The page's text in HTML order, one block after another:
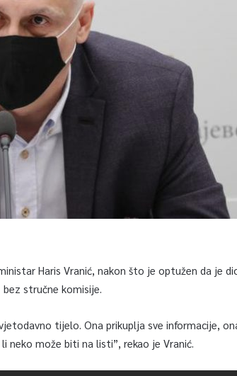
Haris Vranić, nakon što je optužen da je
stručne komisije.
tijelo. Ona prikuplja sve informacije,
neko može biti na listi”, rekao je Vranić.